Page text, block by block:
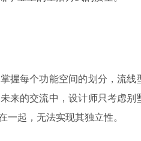
握每个功能空间的划分，流
来的交流中，设计师只考虑
起，无法实现其独立性。